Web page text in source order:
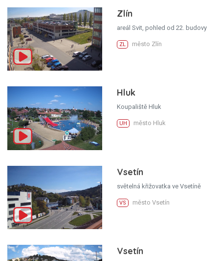
Zlín
areál Svit, pohled od 22. budovy
ZL město Zlín
Hluk
Koupaliště Hluk
UH město Hluk
Vsetín
světelná křižovatka ve Vsetíně
VS město Vsetín
Vsetín